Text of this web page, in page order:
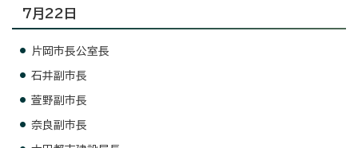
7月22日
片岡市長公室長
石井副市長
萱野副市長
奈良副市長